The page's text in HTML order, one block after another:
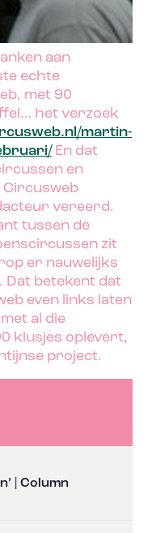
aan
echte
met 90
het verzoek
martin-
En dat
en
vereerd.
tussen de
zit
er nauwelijks
Dat betekent dat
even links laten
al die
klusjes oplevert,
project.
| Column